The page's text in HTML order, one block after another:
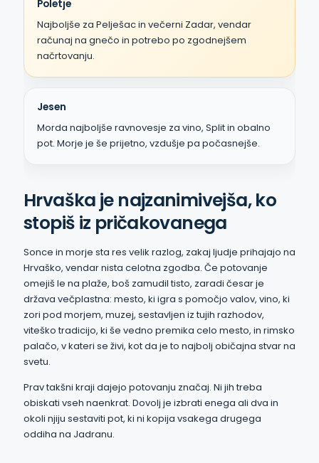
Poletje
Najboljše za Pelješac in večerni Zadar, vendar
računaj na gnečo in potrebo po zgodnejšem
načrtovanju.
Jesen
Morda najboljše ravnovesje za vino, Split in obalno
pot. Morje je še prijetno, vzdušje pa počasnejše.
Hrvaška je najzanimivejša, ko
stopiš iz pričakovanega
Sonce in morje sta res velik razlog, zakaj ljudje prihajajo na
Hrvaško, vendar nista celotna zgodba. Če potovanje
omejiš le na plaže, boš zamudil tisto, zaradi česar je
država večplastna: mesto, ki igra s pomočjo valov, vino, ki
zori pod morjem, muzej, sestavljen iz tujih razhodov,
viteško tradicijo, ki še vedno premika celo mesto, in rimsko
palačo, v kateri se živi, kot da je to najbolj običajna stvar na
svetu.
Prav takšni kraji dajejo potovanju značaj. Ni jih treba
obiskati vseh naenkrat. Dovolj je izbrati enega ali dva in
okoli njiju sestaviti pot, ki ni kopija vsakega drugega
oddiha na Jadranu.